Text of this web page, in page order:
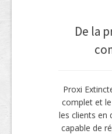
De la
Proxi
complet et
les clients en
capable de